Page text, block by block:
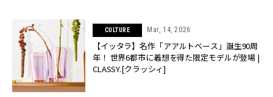
CULTURE Mar, 14, 2026
【イッタラ】名作「アアルトベース」誕生90周
年！ 世界6都市に着想を得た限定モデルが登場 |
CLASSY.[クラッシィ]